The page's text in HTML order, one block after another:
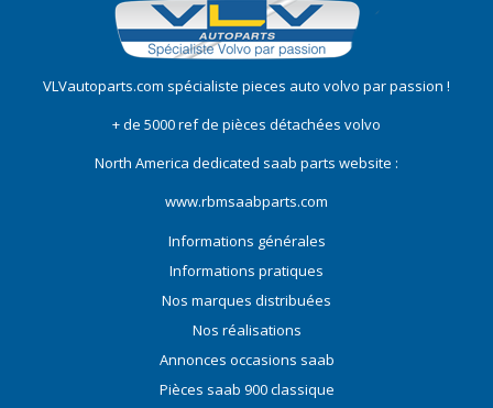
VLVautoparts.com spécialiste pieces auto volvo par passion !
+ de 5000 ref de pièces détachées volvo
North America dedicated saab parts website :
www.rbmsaabparts.com
Informations générales
Informations pratiques
Nos marques distribuées
Nos réalisations
Annonces occasions saab
Pièces saab 900 classique